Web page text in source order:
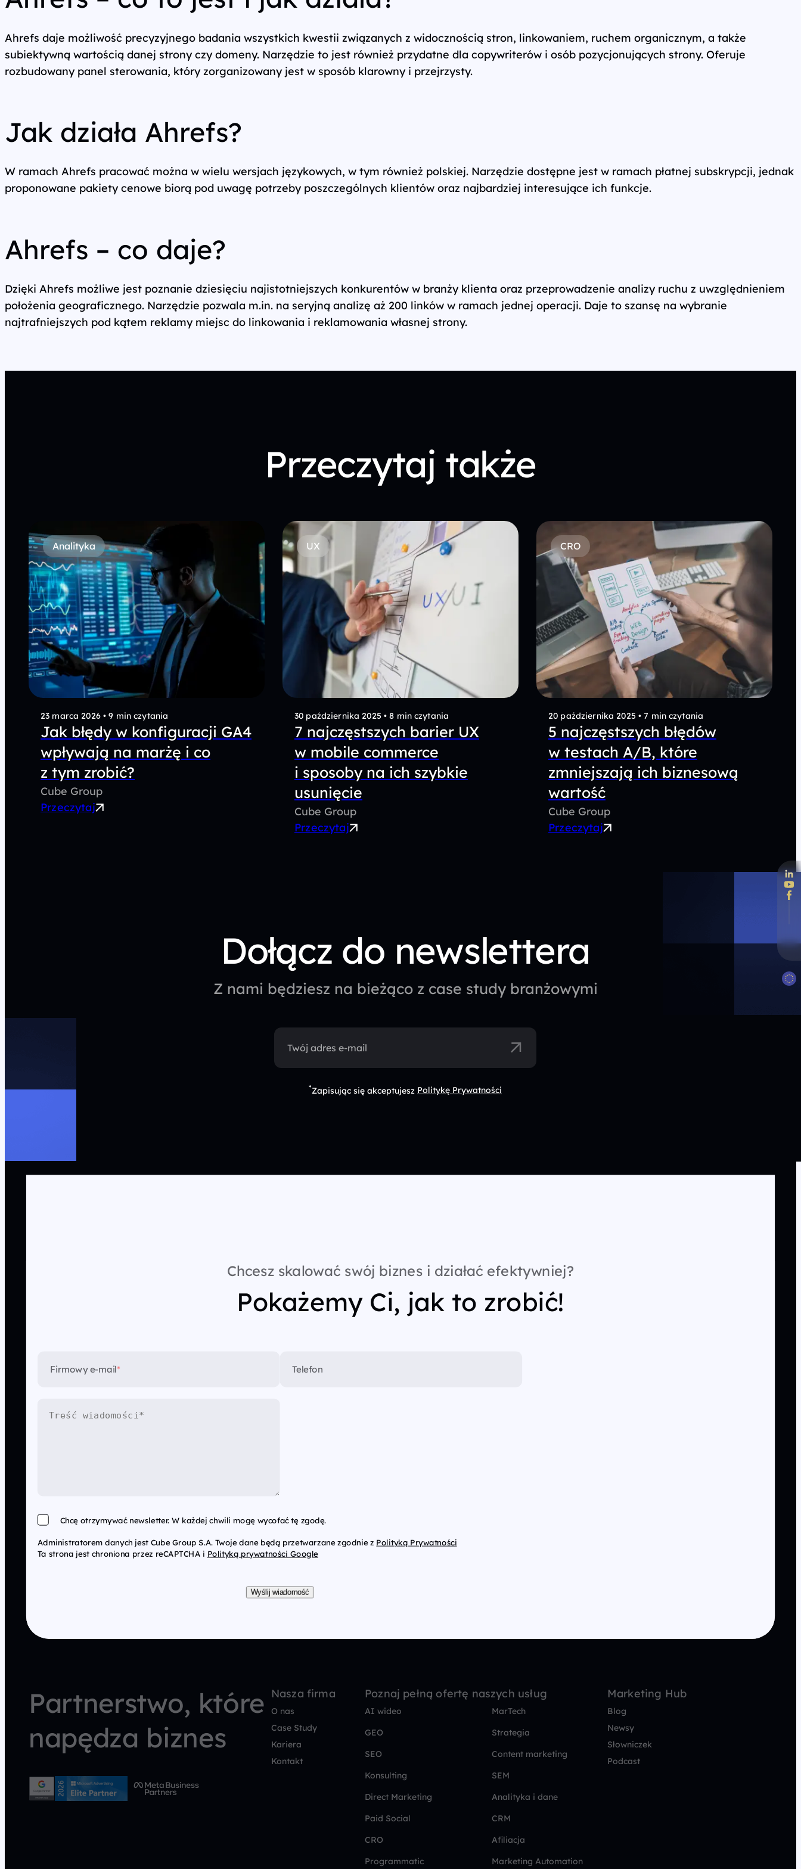
Ahrefs daje możliwość precyzyjnego badania wszystkich kwestii związanych z widocznością stron, linkowaniem, ruchem organicznym, a także
subiektywną wartością danej strony czy domeny. Narzędzie to jest również przydatne dla copywriterów i osób pozycjonujących strony. Oferuje
rozbudowany panel sterowania, który zorganizowany jest w sposób klarowny i przejrzysty.
Jak działa Ahrefs?
W ramach Ahrefs pracować można w wielu wersjach językowych, w tym również polskiej. Narzędzie dostępne jest w ramach płatnej subskrypcji, jednak
proponowane pakiety cenowe biorą pod uwagę potrzeby poszczególnych klientów oraz najbardziej interesujące ich funkcje.
Ahrefs – co daje?
Dzięki Ahrefs możliwe jest poznanie dziesięciu najistotniejszych konkurentów w branży klienta oraz przeprowadzenie analizy ruchu z uwzględnieniem
położenia geograficznego. Narzędzie pozwala m.in. na seryjną analizę aż 200 linków w ramach jednej operacji. Daje to szansę na wybranie
najtrafniejszych pod kątem reklamy miejsc do linkowania i reklamowania własnej strony.
Przeczytaj także
Analityka
23 marca 2026 • 9 min czytania
Jak błędy w konfiguracji GA4
wpływają na marżę i co
z tym zrobić?
Cube Group
Przeczytaj
UX
30 października 2025 • 8 min czytania
7 najczęstszych barier UX
w mobile commerce
i sposoby na ich szybkie
usunięcie
Cube Group
Przeczytaj
CRO
20 października 2025 • 7 min czytania
5 najczęstszych błędów
w testach A/B, które
zmniejszają ich biznesową
wartość
Cube Group
Przeczytaj
Dołącz do newslettera
Z nami będziesz na bieżąco z case study branżowymi
Twój adres e-mail
*Zapisując się akceptujesz Politykę Prywatności
Chcesz skalować swój biznes i działać efektywniej?
Pokażemy Ci, jak to zrobić!
Firmowy e-mail* Telefon
Chcę otrzymywać newsletter. W każdej chwili mogę wycofać tę zgodę.
Administratorem danych jest Cube Group S.A. Twoje dane będą przetwarzane zgodnie z Polityką Prywatności
Ta strona jest chroniona przez reCAPTCHA i Polityką prywatności Google
Wyślij wiadomość
Partnerstwo, które
napędza biznes
Nasza firma
O nas
Case Study
Kariera
Kontakt
Poznaj pełną ofertę naszych usług
AI wideo
MarTech
GEO
Strategia
SEO
Content marketing
Konsulting
SEM
Direct Marketing
Analityka i dane
Paid Social
CRM
CRO
Afiliacja
Programmatic
Marketing Automation
Marketing Hub
Blog
Newsy
Słowniczek
Podcast